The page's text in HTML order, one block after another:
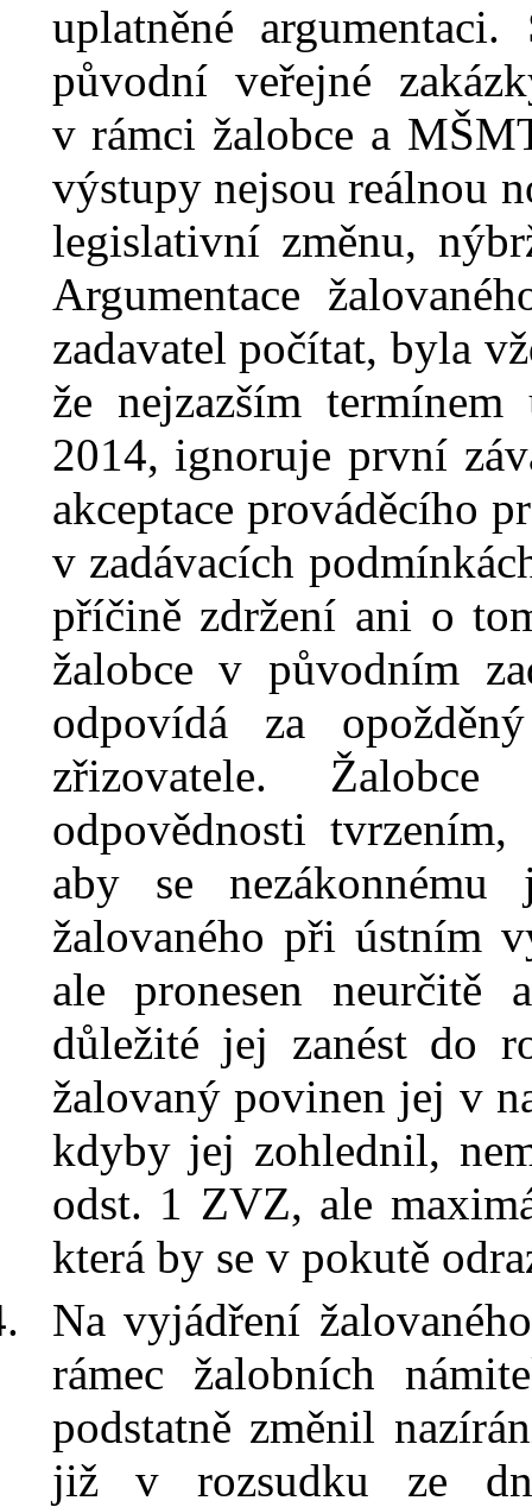
uplatněné
původní veřejné
v rámci žalobce a
výstupy nejsou reálnou
legislativní změnu,
Argumentace
zadavatel počítat, byla
že nejzazším
2014, ignoruje první
akceptace prováděcího
v zadávacích
příčině zdržení ani o
žalobce v původním
odpovídá za
zřizovatele. Žalobce
odpovědnosti
aby se nezákonnému
žalovaného při ústním
ale pronesen neurčitě
důležité jej zanést do
žalovaný povinen jej v
kdyby jej zohlednil,
odst. 1 ZVZ, ale
která by se v pokutě
Na vyjádření
rámec žalobních
podstatně změnil
již v
rozsudku ze